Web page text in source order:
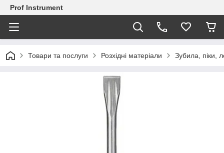
Prof Instrument
Товари та послуги Розхідні матеріали Зубила, піки,